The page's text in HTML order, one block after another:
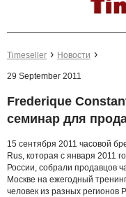
Timeseller Новости
29 September 2011
Frederique
семинар для
15 сентября 2011 часовой
Rus, которая с января 2011
России, собрали продавцов
Москве на ежегодный
человек из разных регионов